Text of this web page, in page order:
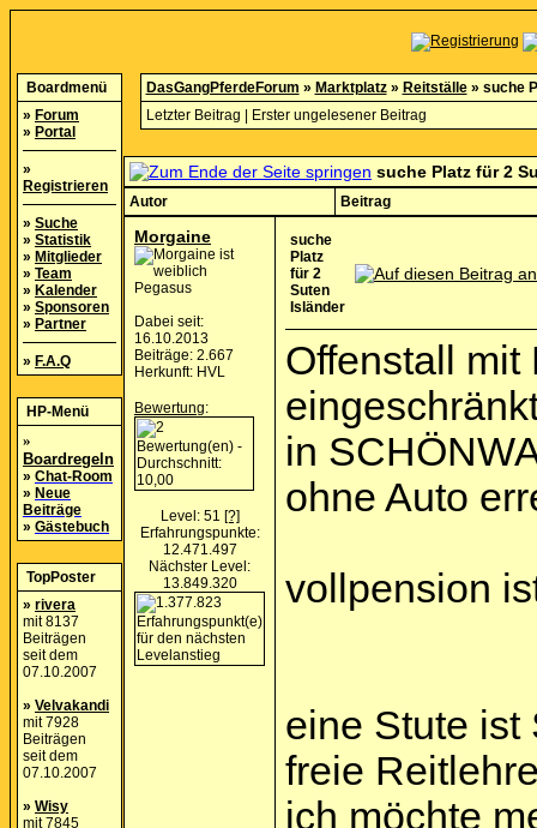
Boardmenü
» Forum
» Portal
»
Registrieren
» Suche
» Statistik
» Mitglieder
» Team
» Kalender
» Sponsoren
» Partner
» F.A.Q
HP-Menü
»
Boardregeln
» Chat-Room
» Neue
Beiträge
» Gästebuch
TopPoster
» rivera
mit 8137
Beiträgen
seit dem
07.10.2007
» Velvakandi
mit 7928
Beiträgen
seit dem
07.10.2007
» Wisy
mit 7845
DasGangPferdeForum » Marktplatz» Reitställe» suche
Letzter Beitrag
Erster ungelesener Beitrag
suche Platz für 2
Autor Beitrag
Morgaine
Pegasus
Dabei seit:
16.10.2013
Beiträge: 2.667
Herkunft: HVL
Bewertung:
Level: 51 [?]
Erfahrungspunkte:
12.471.497
Nächster Level:
13.849.320
suche
Platz
für 2
Suten
Isländer
Offenstall
in
ohne Auto
vollpension
eine Stute ist
freie
ich möchte